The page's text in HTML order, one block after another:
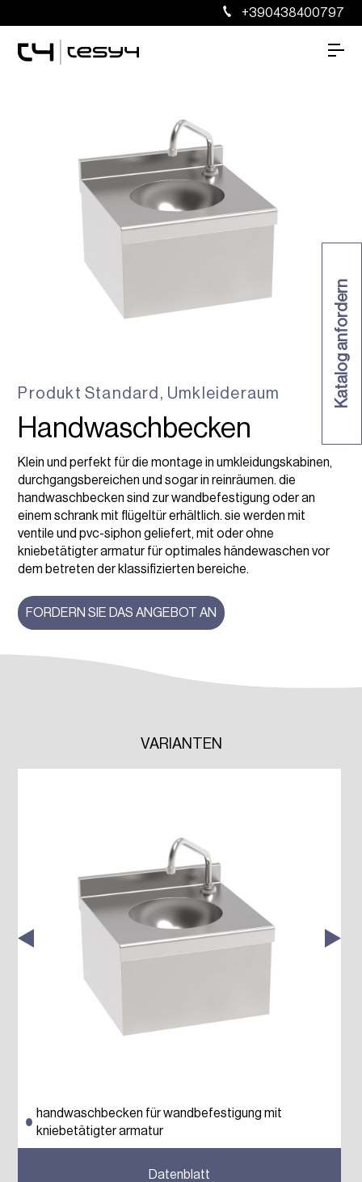
+390438400797
Katalog anfordern
ProduktStandard , Umkleideraum
Handwaschbecken
Klein und perfekt für die montage in umkleidungskabinen,
durchgangsbereichen und sogar in reinräumen. die
handwaschbecken sind zur wandbefestigung oder an
einem schrank mit flügeltür erhältlich. sie werden mit
ventile und pvc-siphon geliefert, mit oder ohne
kniebetätigter armatur für optimales händewaschen vor
dem betreten der klassifizierten bereiche.
FORDERN SIE DAS ANGEBOT AN
VARIANTEN
handwaschbecken für wandbefestigung mit
kniebetätigter armatur
Datenblatt